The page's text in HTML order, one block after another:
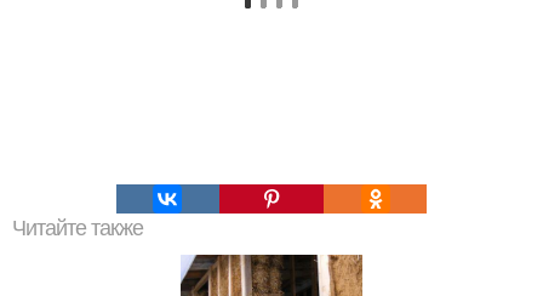
Читайте также